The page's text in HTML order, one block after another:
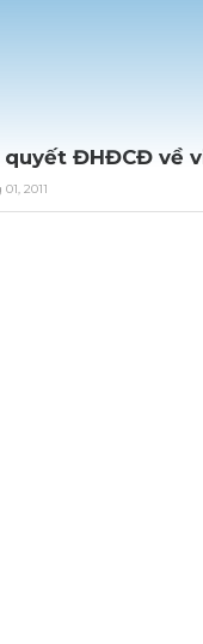
quyết ĐHĐCĐ về
2011